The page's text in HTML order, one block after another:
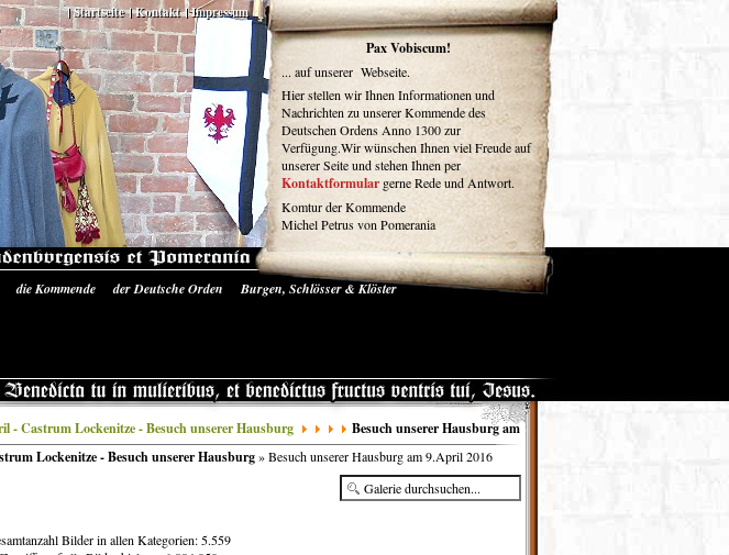
Impressum
Kontakt
Startseite
Pax Vobiscum!
... auf unserer Webseite.
Hier stellen wir Ihnen Informationen und
Nachrichten zu unserer Kommende des
Deutschen Ordens Anno 1300 zur
Verfügung.Wir wünschen Ihnen viel Freude auf
unserer Seite und stehen Ihnen per
Kontaktformular gerne Rede und Antwort.
Komtur der Kommende
Michel Petrus von Pomerania
die Kommende der Deutsche Orden
Burgen, Schlösser & Klöster
- Castrum Lockenitze - Besuch unserer Hausburg
Besuch unserer Hausburg am
Lockenitze - Besuch unserer Hausburg» Besuch unserer Hausburg am 9.April 2016
Bilder in allen Kategorien: 5.559